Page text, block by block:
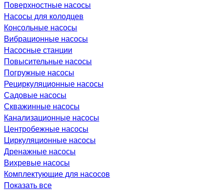
Поверхностные насосы
Насосы для колодцев
Консольные насосы
Вибрационные насосы
Насосные станции
Повысительные насосы
Погружные насосы
Рециркуляционные насосы
Садовые насосы
Скважинные насосы
Канализационные насосы
Центробежные насосы
Циркуляционные насосы
Дренажные насосы
Вихревые насосы
Комплектующие для насосов
Показать все